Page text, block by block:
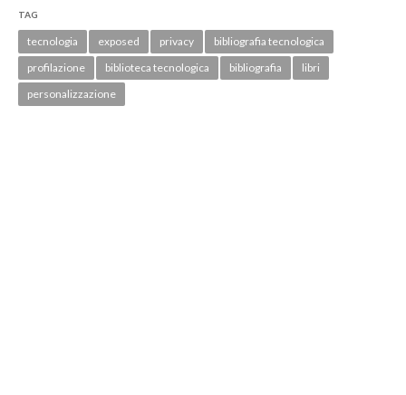
TAG
tecnologia exposed privacy
bibliografia tecnologica
profilazione
biblioteca tecnologica bibliografia
libri
personalizzazione